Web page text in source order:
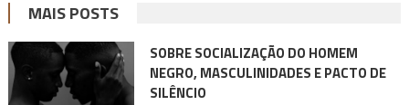
MAIS POSTS
SOBRE SOCIALIZAÇÃO DO HOMEM
NEGRO, MASCULINIDADES E PACTO DE
SILÊNCIO